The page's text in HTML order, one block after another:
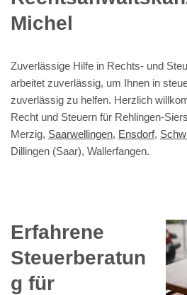
Michel
Zuverlässige Hilfe in Rechts- und
arbeitet zuverlässig, um Ihnen in
zuverlässig zu helfen. Herzlich
Recht und Steuern für Rehlingen-
Merzig, Saarwellingen, Ensdorf,
Dillingen (Saar), Wallerfangen.
Erfahrene
Steuerberatun
g für